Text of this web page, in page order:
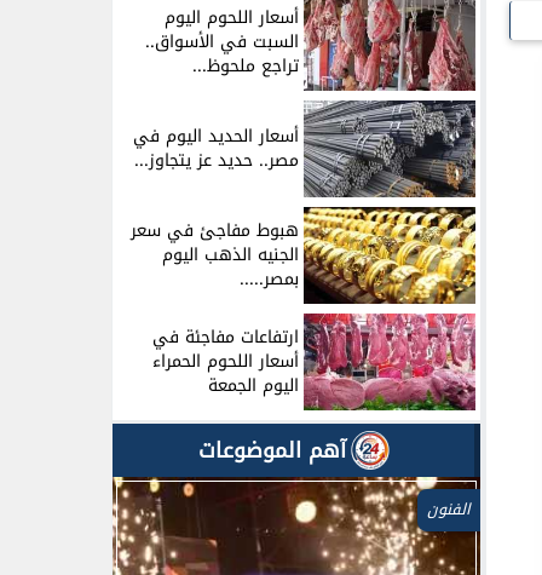
أسعار اللحوم اليوم
السبت في الأسواق..
تراجع ملحوظ...
أسعار الحديد اليوم في
مصر.. حديد عز يتجاوز...
هبوط مفاجئ في سعر
الجنيه الذهب اليوم
بمصر.....
ارتفاعات مفاجئة في
أسعار اللحوم الحمراء
اليوم الجمعة
آهم الموضوعات
الفنون